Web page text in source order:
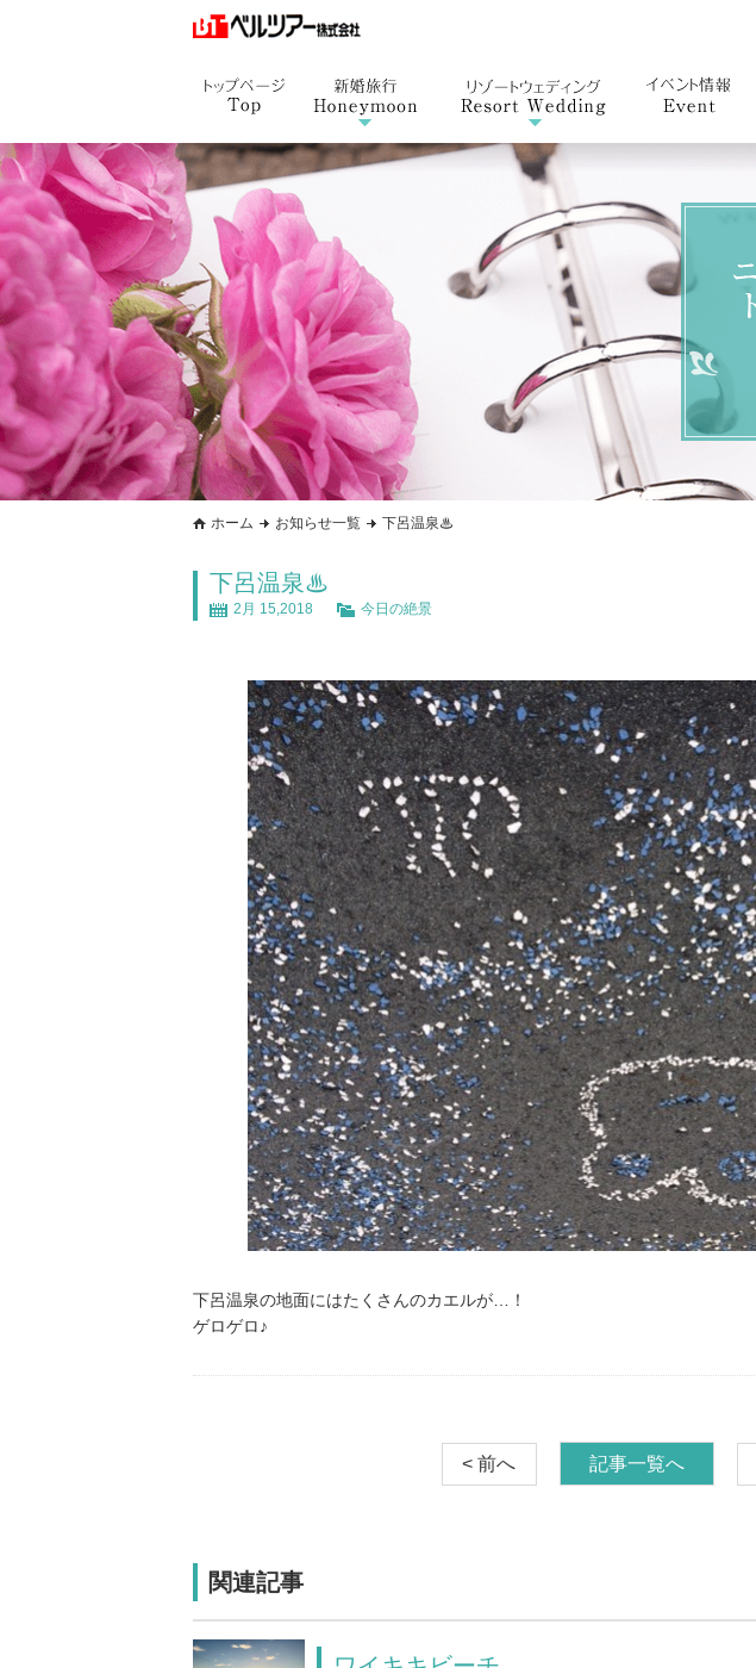
ホーム お知らせ一覧 下呂温泉♨
下呂温泉♨
2月 15,2018 今日の絶景
下呂温泉の地面にはたくさんのカエルが…！
ゲロゲロ♪
< 前へ 記事一覧へ
関連記事